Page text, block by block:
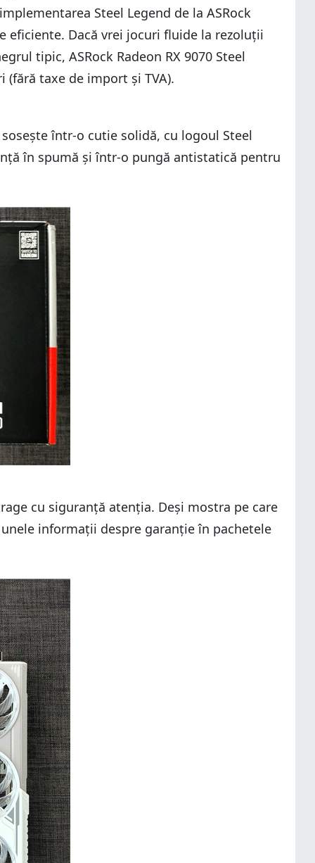
Steel Legend de la ASRock
eficiente. Dacă vrei jocuri fluide la rezoluții
tipic, ASRock Radeon RX 9070 Steel
(fără taxe de import și TVA).
sosește într-o cutie solidă, cu logoul Steel
în spumă și într-o pungă antistatică pentru
cu siguranță atenția. Deși mostra pe care
informații despre garanție în pachetele